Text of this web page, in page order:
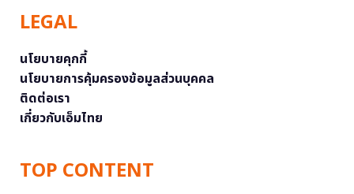
LEGAL
นโยบายคุกกี้
นโยบายการคุ้มครองข้อมูลส่วนบุคคล
ติดต่อเรา
เกี่ยวกับเอ็มไทย
TOP CONTENT